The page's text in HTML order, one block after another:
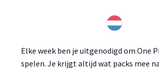
Elke week ben je uitgenodigd om One
spelen. Je krijgt altijd wat packs mee